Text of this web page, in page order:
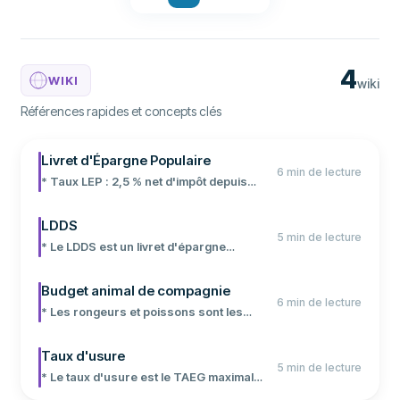
WIKI 4wiki
Références rapides et concepts clés
Livret d'Épargne Populaire
* Taux LEP : 2,5 % net d'impôt depuis
000 € hors intérêts * Revenus max : 23
028 € (personne seule) en 2026 * Fonds
6 min de lecture
LDDS
* Le LDDS est un livret d'épargne
actuel : 1,5 % depuis février 2026, plafond
de 12 000 € * Ouverture simple, fonds
5 min de lecture
Budget animal de compagnie
* Les rongeurs et poissons sont les
Un chien coûte entre 1 000 € et 2 500 €
par an selon sa taille * Un chat revient en
6 min de lecture
Taux d'usure
* Le taux d'usure est le TAEG maximal
5 min de lecture